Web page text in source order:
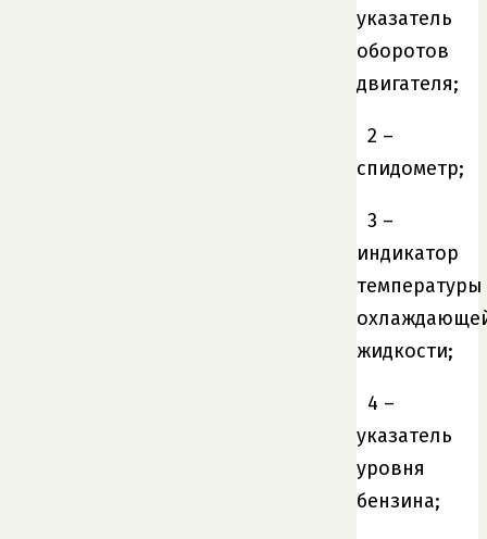
указатель
оборотов
двигателя;
2 –
спидометр;
3 –
индикатор
температуры
жидкости;
4 –
указатель
уровня
бензина;